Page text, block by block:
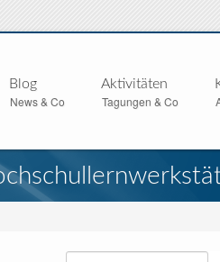
Blog
News & Co
Aktivitäten
Tagungen & Co